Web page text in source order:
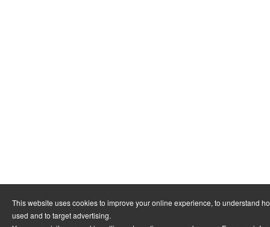
This website uses cookies to improve your online experience, to understand
used and to target advertising.